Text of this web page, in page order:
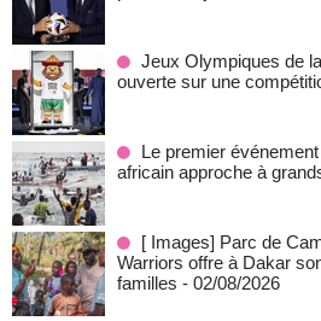
Jeux Olympiques de
ouverte sur une
Le premier
africain approche à
[ Images] Parc de
Warriors offre à Dakar
familles - 02/08/2026